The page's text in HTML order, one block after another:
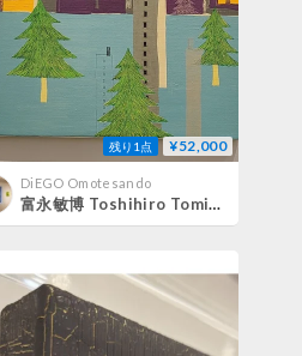
残り1点 ¥52,000
DiEGO Omotesando
富永敏博 Toshihiro Tominaga / 君のまちはどんなまち5